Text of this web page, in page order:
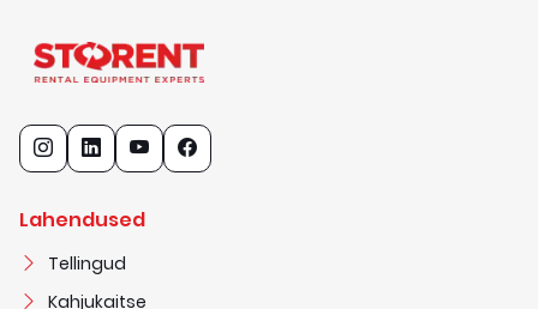
Lahendused
Tellingud
Kahjukaitse